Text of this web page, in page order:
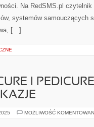
Na RedSMS.pl
systemów samouczących
[…]
I
MOŻLIWOŚĆ